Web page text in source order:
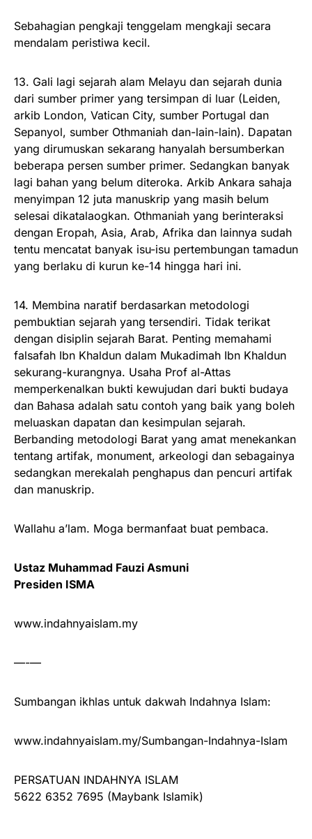
Sebahagian pengkaji tenggelam mengkaji secara
mendalam peristiwa kecil.
13. Gali lagi sejarah alam Melayu dan sejarah dunia
dari sumber primer yang tersimpan di luar (Leiden,
arkib London, Vatican City, sumber Portugal dan
Sepanyol, sumber Othmaniah dan-lain-lain). Dapatan
yang dirumuskan sekarang hanyalah bersumberkan
beberapa persen sumber primer. Sedangkan banyak
lagi bahan yang belum diteroka. Arkib Ankara sahaja
menyimpan 12 juta manuskrip yang masih belum
selesai dikatalaogkan. Othmaniah yang berinteraksi
dengan Eropah, Asia, Arab, Afrika dan lainnya sudah
tentu mencatat banyak isu-isu pertembungan tamadun
yang berlaku di kurun ke-14 hingga hari ini.
14. Membina naratif berdasarkan metodologi
pembuktian sejarah yang tersendiri. Tidak terikat
dengan disiplin sejarah Barat. Penting memahami
falsafah Ibn Khaldun dalam Mukadimah Ibn Khaldun
sekurang-kurangnya. Usaha Prof al-Attas
memperkenalkan bukti kewujudan dari bukti budaya
dan Bahasa adalah satu contoh yang baik yang boleh
meluaskan dapatan dan kesimpulan sejarah.
Berbanding metodologi Barat yang amat menekankan
tentang artifak, monument, arkeologi dan sebagainya
sedangkan merekalah penghapus dan pencuri artifak
dan manuskrip.
Wallahu a’lam. Moga bermanfaat buat pembaca.
Ustaz Muhammad Fauzi Asmuni
Presiden ISMA
www.indahnyaislam.my
—-—
Sumbangan ikhlas untuk dakwah Indahnya Islam:
www.indahnyaislam.my/Sumbangan-Indahnya-Islam
PERSATUAN INDAHNYA ISLAM
5622 6352 7695 (Maybank Islamik)